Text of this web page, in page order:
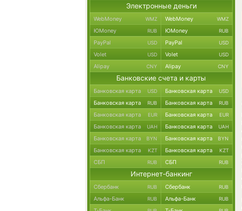
Электронные деньги
WebMoney WMZ WebMoney WMZ
ЮMoney RUB ЮMoney RUB
PayPal USD PayPal USD
Volet USD Volet USD
Alipay CNY Alipay CNY
Банковские счета и карты
Банковская карта USD Банковская карта USD
Банковская карта RUB Банковская карта RUB
Банковская карта EUR Банковская карта EUR
Банковская карта UAH Банковская карта UAH
Банковская карта BYN Банковская карта BYN
Банковская карта KZT Банковская карта KZT
СБП RUB СБП RUB
Интернет-банкинг
Сбербанк RUB Сбербанк RUB
Альфа-Банк RUB Альфа-Банк RUB